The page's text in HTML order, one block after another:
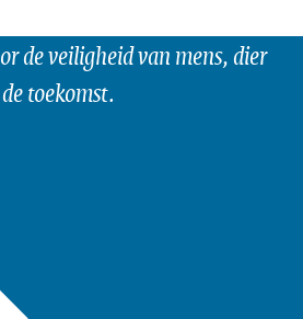
de veiligheid van mens, dier
toekomst.